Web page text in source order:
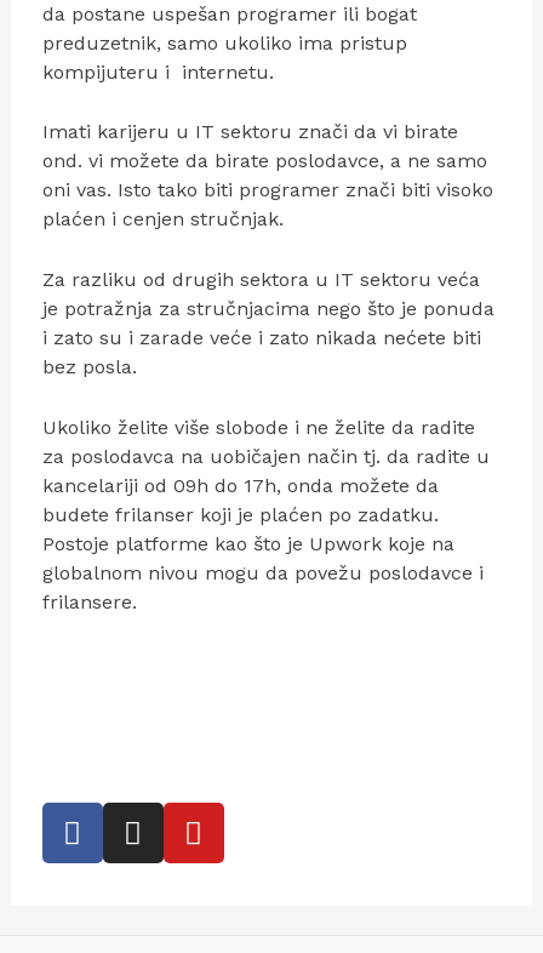
da postane uspešan programer ili bogat
preduzetnik, samo ukoliko ima pristup
kompijuteru i internetu.
Imati karijeru u IT sektoru znači da vi birate
ond. vi možete da birate poslodavce, a ne samo
oni vas. Isto tako biti programer znači biti visoko
plaćen i cenjen stručnjak.
Za razliku od drugih sektora u IT sektoru veća
je potražnja za stručnjacima nego što je ponuda
i zato su i zarade veće i zato nikada nećete biti
bez posla.
Ukoliko želite više slobode i ne želite da radite
za poslodavca na uobičajen način tj. da radite u
kancelariji od 09h do 17h, onda možete da
budete frilanser koji je plaćen po zadatku.
Postoje platforme kao što je Upwork koje na
globalnom nivou mogu da povežu poslodavce i
frilansere.